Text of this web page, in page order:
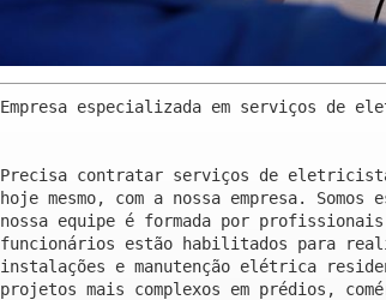
Empresa especializada em serviços de
Precisa contratar serviços de
hoje mesmo, com a nossa empresa.
nossa equipe é formada por
funcionários estão habilitados para
instalações e manutenção elétrica
projetos mais complexos em prédios,